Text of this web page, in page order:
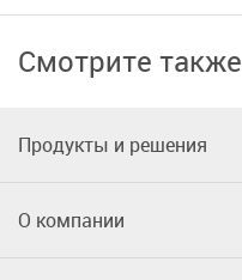
Смотрите также
Продукты и решения
О компании